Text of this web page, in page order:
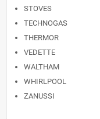
STOVES
TECHNOGAS
THERMOR
VEDETTE
WALTHAM
WHIRLPOOL
ZANUSSI